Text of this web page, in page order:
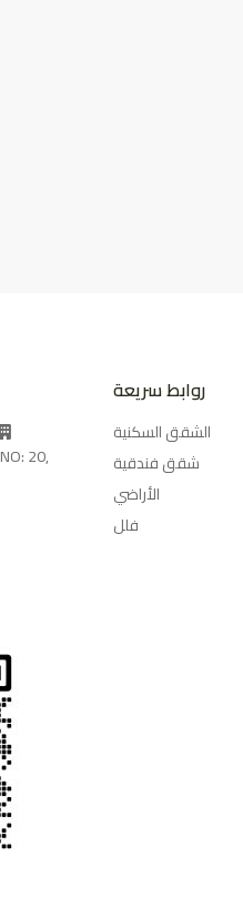
روابط سريعة
الشقق السكنية
شقق فندقية
الأراضي
فلل
20,